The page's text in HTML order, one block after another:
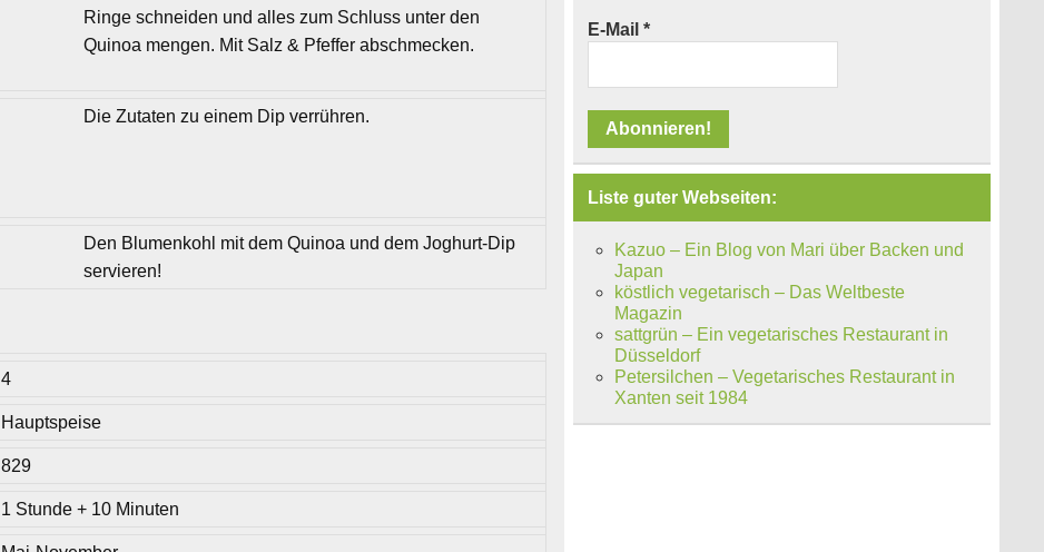
Ringe schneiden und alles zum Schluss unter den
Quinoa mengen. Mit Salz & Pfeffer abschmecken.
Die Zutaten zu einem Dip verrühren.
Den Blumenkohl mit dem Quinoa und dem Joghurt-Dip
servieren!
4
Hauptspeise
829
1 Stunde + 10 Minuten
E-Mail*
Liste guter Webseiten:
Kazuo – Ein Blog von Mari über Backen und
Japan
köstlich vegetarisch – Das Weltbeste
Magazin
sattgrün – Ein vegetarisches Restaurant in
Düsseldorf
Petersilchen – Vegetarisches Restaurant in
Xanten seit 1984